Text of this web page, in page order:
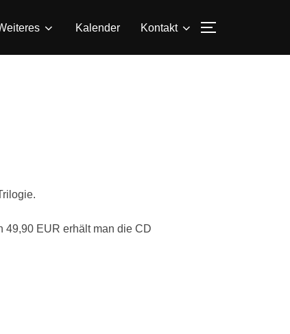
Kalender Kontakt
49,90 EUR erhält man die CD